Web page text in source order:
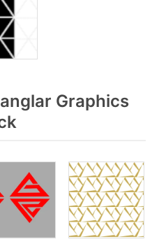
Graphics